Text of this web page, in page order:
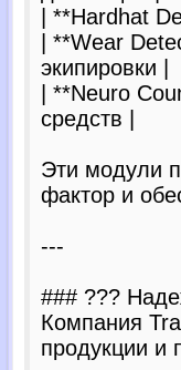
| **Hardhat
| **Wear
экипировки |
| **Neuro
средств |
Эти модули
фактор и
---
### ???
Компания
продукции и